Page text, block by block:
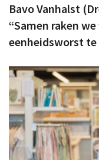
Bavo Vanhalst
“Samen raken
eenheidsworst te